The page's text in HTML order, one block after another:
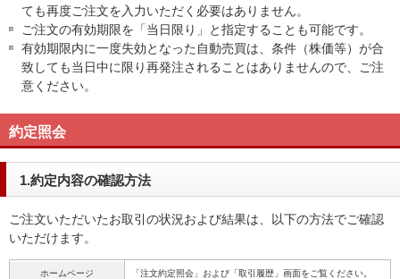
ても再度ご注文を入力いただく必要はありません。
ご注文の有効期限を「当日限り」と指定することも可能です。
有効期限内に一度失効となった自動売買は、条件（株価等）が合
致しても当日中に限り再発注されることはありませんので、ご注
意ください。
約定照会
1.約定内容の確認方法
ご注文いただいたお取引の状況および結果は、以下の方法でご確認
いただけます。
ホームページ 「注文約定照会」および「取引履歴」画面をご覧ください。